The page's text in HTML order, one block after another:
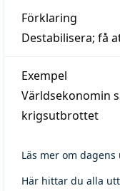
Förklaring
Destabilisera; få
Exempel
Världsekonomin
krigsutbrottet
Läs mer om dagens
Här hittar du alla